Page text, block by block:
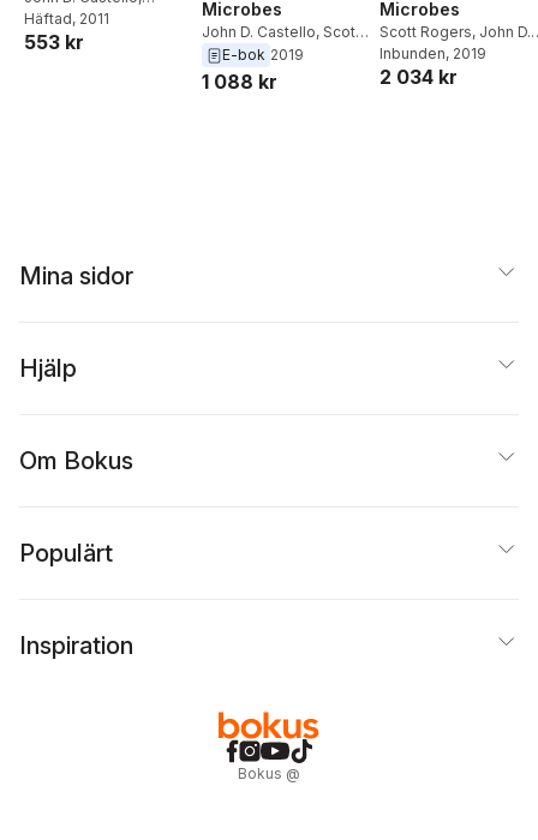
Stephen A. Teale
Häftad, 2011
553 kr
Microbes
John D. Castello, Scott
Rogers
E-bok 2019
1 088 kr
Microbes
Scott Rogers, John D.
Castello
Inbunden, 2019
2 034 kr
Mina sidor
Hjälp
Om Bokus
Populärt
Inspiration
Bokus @